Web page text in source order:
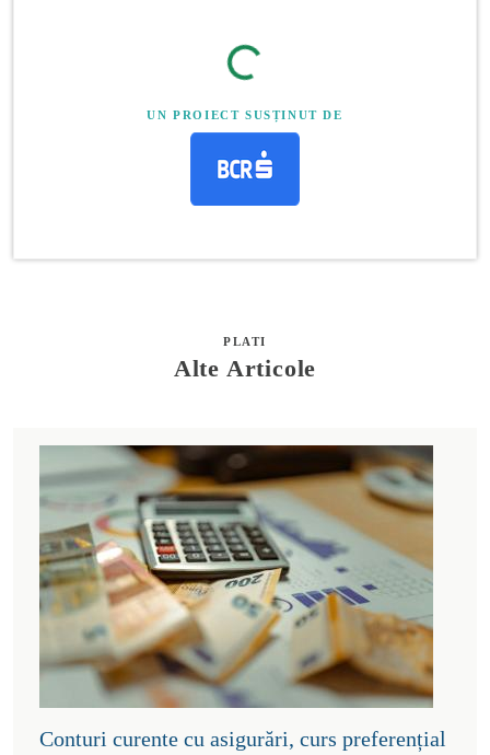
UN PROIECT SUSȚINUT DE
PLATI
Alte Articole
Conturi curente cu asigurări, curs preferențial